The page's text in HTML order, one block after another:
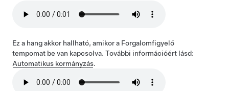
Ez a hang akkor hallható, amikor a Forgalomfigyelő
tempomat be van kapcsolva. További információért lásd:
Automatikus kormányzás.